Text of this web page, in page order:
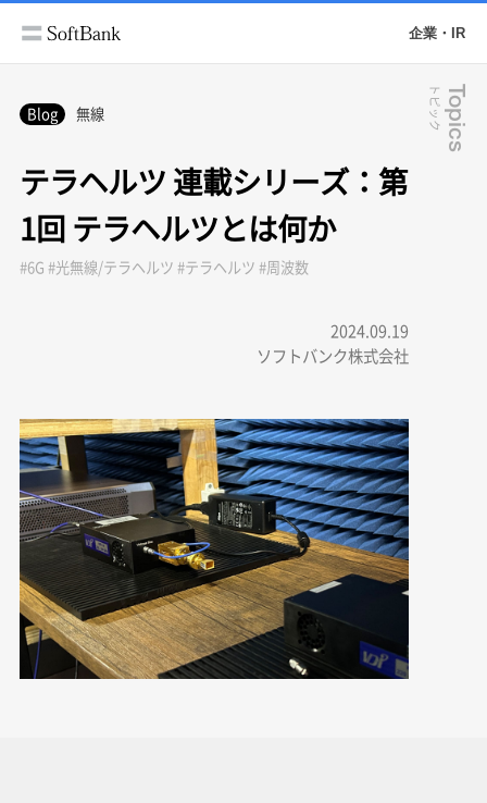
企業・IR
Blog 無線
テラヘルツ 連載シリーズ：第
1回 テラヘルツとは何か
#6G #光無線/テラヘルツ #テラヘルツ #周波数
2024.09.19
ソフトバンク株式会社
Topics
トピック